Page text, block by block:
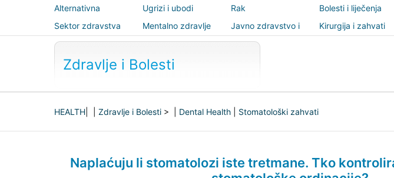
Alternativna
medicina
Ugrizi i ubodi Rak Bolesti i liječenja
Sektor zdravstva
Mentalno zdravlje
Javno zdravstvo i
sigurnost
Kirurgija i zahvati
Zdravlje i Bolesti
HEALTH Zdravlje i Bolesti > | Dental Health Stomatološki zahvati
Naplaćuju li stomatolozi iste tretmane. Tko